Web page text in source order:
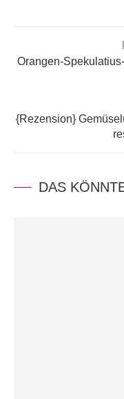
Orangen-
{Rezension}
DAS